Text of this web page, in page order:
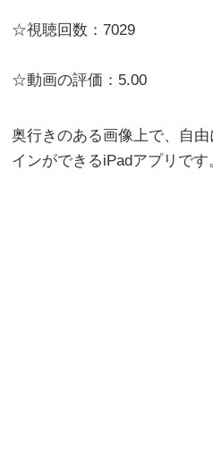
☆視聴回数：7029
☆動画の評価：5.00
奥行きのある画像上で、自
インができるiPadアプリです